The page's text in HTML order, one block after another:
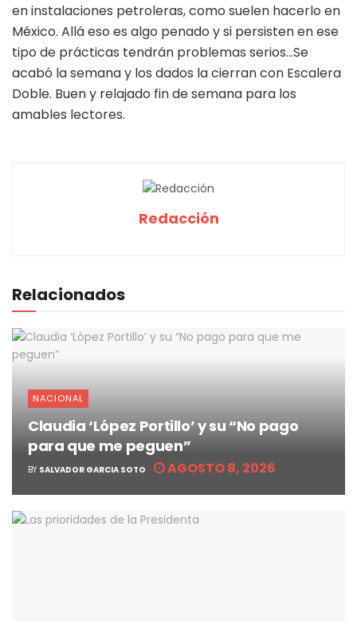
en instalaciones petroleras, como suelen hacerlo en
México. Allá eso es algo penado y si persisten en ese
tipo de prácticas tendrán problemas serios…Se
acabó la semana y los dados la cierran con Escalera
Doble. Buen y relajado fin de semana para los
amables lectores.
Redacción
Relacionados
NACIONAL
Claudia ‘López Portillo’ y su “No pago
para que me peguen”
BY SALVADOR GARCIA SOTO AGOSTO 8, 2026